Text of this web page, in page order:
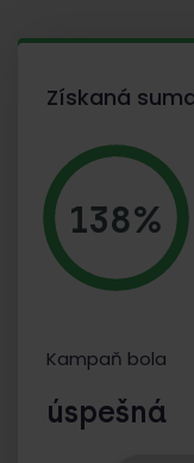
Získaná
138%
Kampaň bola
úspešná